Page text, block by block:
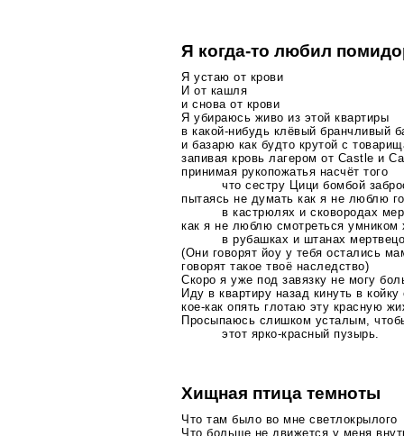
Я когда-то любил
Я устаю от крови
И от кашля
и снова от крови
Я убираюсь живо из этой квартиры
вкакой-нибудь клёвый бранчливый
и базарю как будто крутой с
запивая кровь лагером от Castle и
принимая рукопожатья насчёт того
что сестру Цици бомбой
пытаясь не думать как я не люблю
в кастрюлях и сковородах
как я не люблю смотреться умником
в рубашках и штанах
(Они говорят йоу у тебя остались
говорят такое твоё наследство)
Скоро я уже под завязку не могу
Иду в квартиру назад кинуть в койку
кое-как опять глотаю эту красную
Просыпаюсь слишком усталым,
этот ярко-красный пузырь.
Хищная птица темноты
Что там было во мне светлокрылого
Что больше не движется у меня